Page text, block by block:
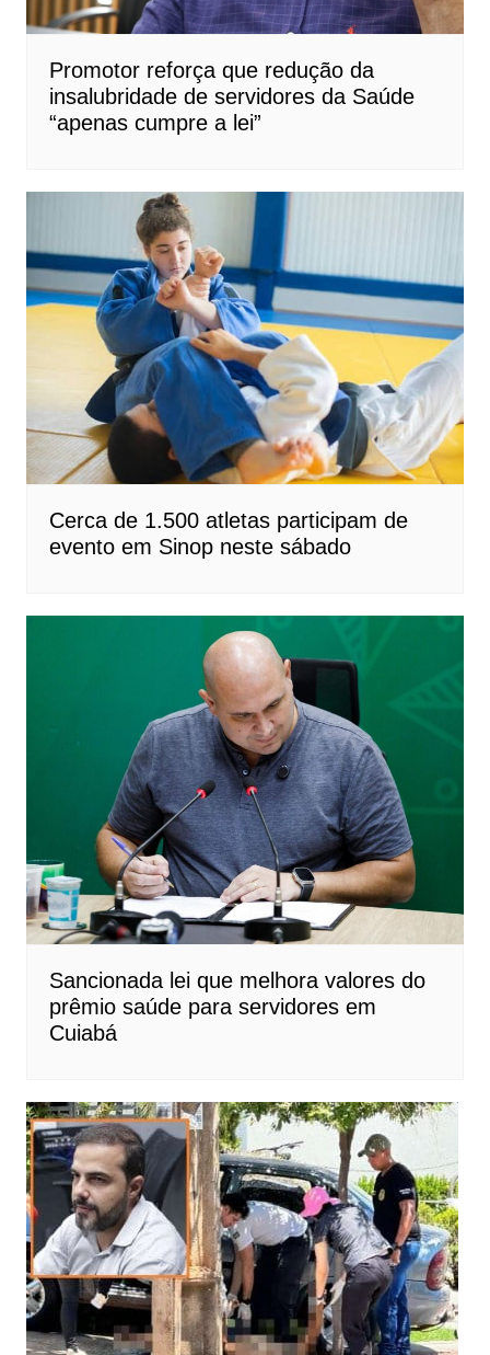
Promotor reforça que redução da
insalubridade de servidores da Saúde
“apenas cumpre a lei”
Cerca de 1.500 atletas participam de
evento em Sinop neste sábado
Sancionada lei que melhora valores do
prêmio saúde para servidores em
Cuiabá